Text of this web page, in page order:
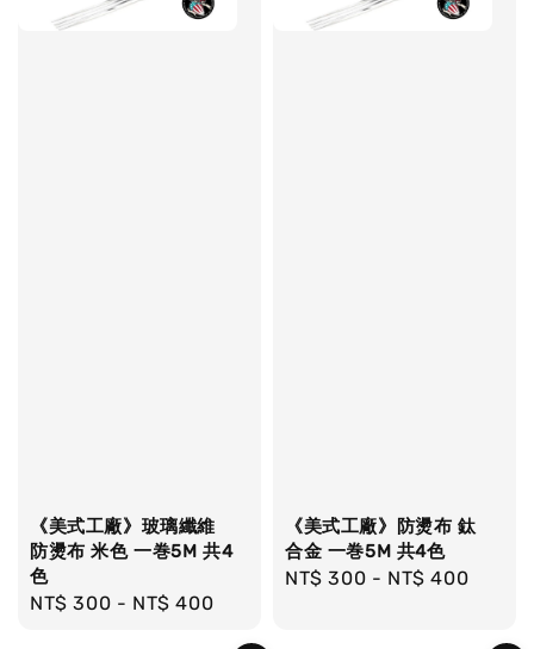
《美式工廠》玻璃纖維
防燙布 米色 一巻5M 共4
色
Regular
NT$ 300 - NT$ 400
《美式工廠》防燙布 鈦
合金 一巻5M 共4色
Regular
NT$ 300 - NT$ 400